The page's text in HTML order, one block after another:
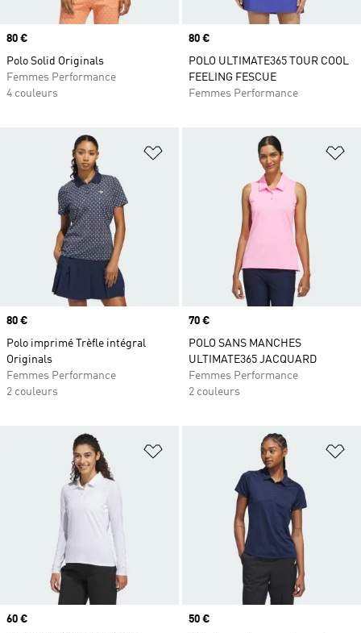
Prix
80 €
Polo Solid Originals
Femmes Performance
4 couleurs
Prix
80 €
POLO ULTIMATE365 TOUR COOL
FEELING FESCUE
Femmes Performance
Ajouter à la Liste de produits
Prix
80 €
Polo imprimé Trèfle intégral
Originals
Femmes Performance
2 couleurs
Prix
70 €
POLO SANS MANCHES
ULTIMATE365 JACQUARD
Femmes Performance
2 couleurs
Ajouter à la Liste de produits
Prix
60 €
Prix
50 €